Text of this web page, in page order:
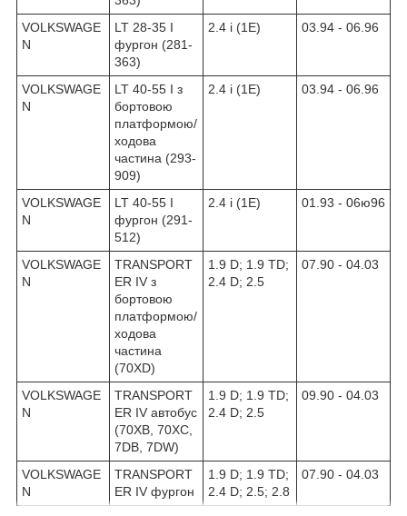
VOLKSWAGE
N
LT 28-35 I
фургон (281-
363)
2.4 i (1E) 03.94 - 06.96
VOLKSWAGE
N
LT 40-55 I з
бортовою
платформою/
ходова
частина (293-
909)
2.4 i (1E) 03.94 - 06.96
VOLKSWAGE
N
LT 40-55 I
фургон (291-
512)
2.4 i (1E) 01.93 - 06ю96
VOLKSWAGE
N
TRANSPORT
ER IV з
бортовою
платформою/
ходова
частина
(70XD)
1.9 D; 1.9 TD;
2.4 D; 2.5
07.90 - 04.03
VOLKSWAGE
N
TRANSPORT
ER IV автобус
(70XB, 70XC,
7DB, 7DW)
1.9 D; 1.9 TD;
2.4 D; 2.5
09.90 - 04.03
VOLKSWAGE
N
TRANSPORT
ER IV фургон
1.9 D; 1.9 TD;
2.4 D; 2.5; 2.8
07.90 - 04.03